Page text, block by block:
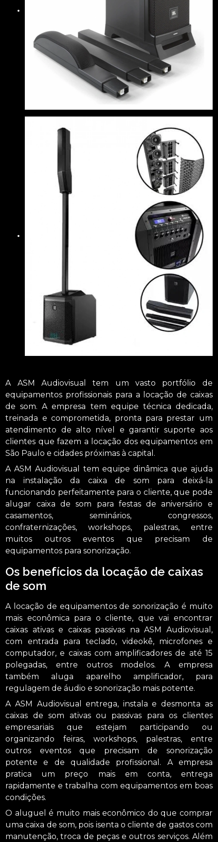
A ASM Audiovisual tem um vasto portfólio de
equipamentos profissionais para a locação de caixas
de som. A empresa tem equipe técnica dedicada,
treinada e comprometida, pronta para prestar um
atendimento de alto nível e garantir suporte aos
clientes que fazem a locação dos equipamentos em
São Paulo e cidades próximas à capital.
A ASM Audiovisual tem equipe dinâmica que ajuda
na instalação da caixa de som para deixá-la
funcionando perfeitamente para o cliente, que pode
alugar caixa de som para festas de aniversário e
casamentos, seminários, congressos,
confraternizações, workshops, palestras, entre
muitos outros eventos que precisam de
equipamentos para sonorização.
Os benefícios da locação de caixas
de som
A locação de equipamentos de sonorização é muito
mais econômica para o cliente, que vai encontrar
caixas ativas e caixas passivas na ASM Audiovisual,
com entrada para teclado, videokê, microfones e
computador, e caixas com amplificadores de até 15
polegadas, entre outros modelos. A empresa
também aluga aparelho amplificador, para
regulagem de áudio e sonorização mais potente.
A ASM Audiovisual entrega, instala e desmonta as
caixas de som ativas ou passivas para os clientes
empresariais que estejam participando ou
organizando feiras, workshops, palestras, entre
outros eventos que precisam de sonorização
potente e de qualidade profissional. A empresa
pratica um preço mais em conta, entrega
rapidamente e trabalha com equipamentos em boas
condições.
O aluguel é muito mais econômico do que comprar
uma caixa de som, pois isenta o cliente de gastos com
manutenção, troca de peças e outros serviços. Além